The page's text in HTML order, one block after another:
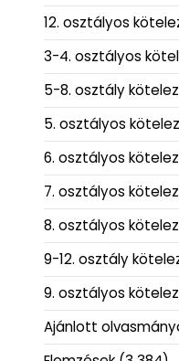
12. osztályos
3-4. osztályos
5-8. osztály
5. osztályos
6. osztályos
7. osztályos
8. osztályos
9-12. osztály
9. osztályos
Ajánlott